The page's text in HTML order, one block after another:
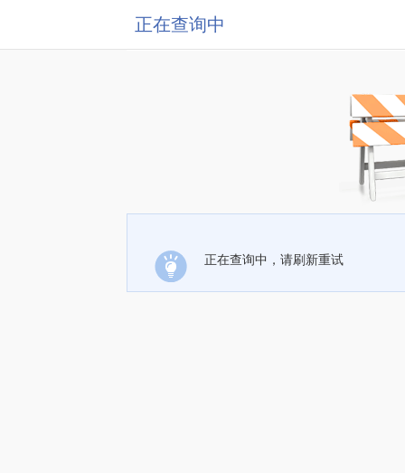
正在查询中
正在查询中，请刷新重试